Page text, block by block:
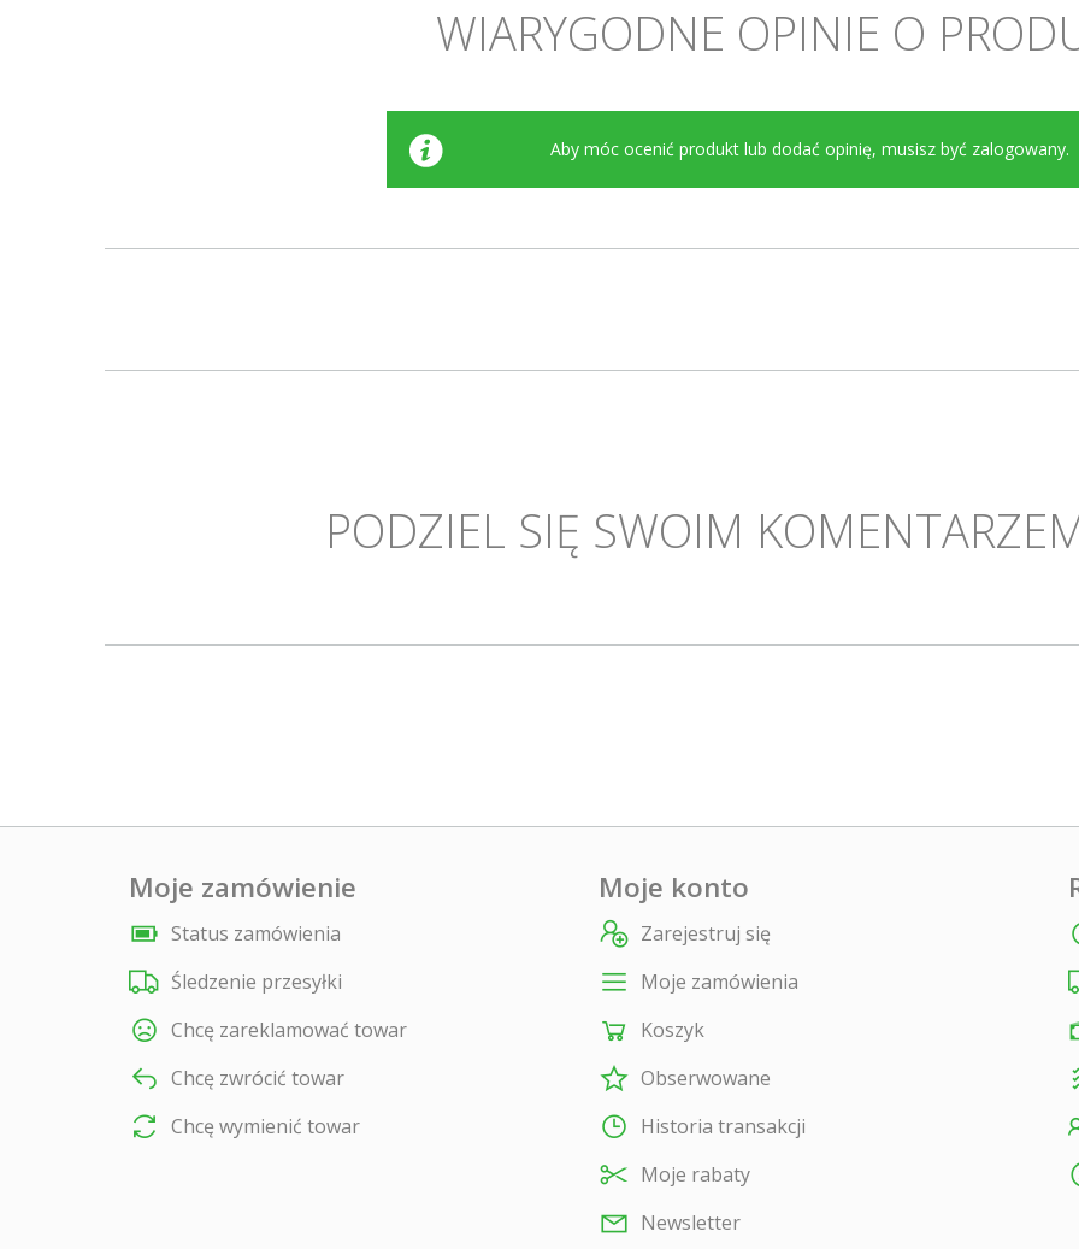
WIARYGODNE OPINIE O
Aby móc ocenić produkt lub dodać opinię, musisz być zalogowany.
PODZIEL SIĘ SWOIM
Moje zamówienie
Status zamówienia
Śledzenie przesyłki
Chcę zareklamować towar
Chcę zwrócić towar
Chcę wymienić towar
Moje konto
Zarejestruj się
Moje zamówienia
Koszyk
Obserwowane
Historia transakcji
Moje rabaty
Newsletter